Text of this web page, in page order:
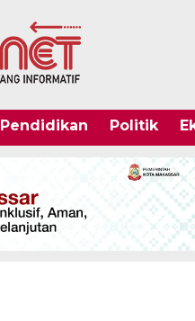
Pendidikan Politik